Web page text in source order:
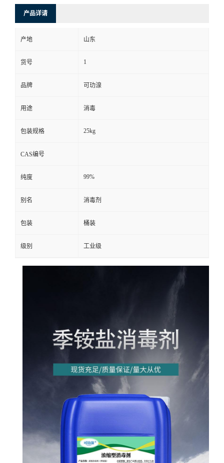
产品详请
产地 山东
货号 1
品牌 可玏湶
用途 消毒
包装规格 25kg
CAS编号
纯度 99%
别名 消毒剂
包装 桶装
级别 工业级